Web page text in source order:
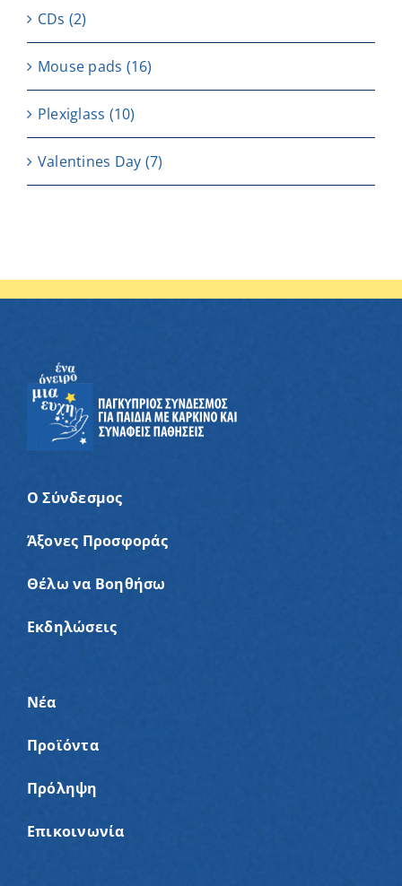
CDs (2)
Μouse pads (16)
Plexiglass (10)
Valentines Day (7)
Ο Σύνδεσμος
Άξονες Προσφοράς
Θέλω να Βοηθήσω
Εκδηλώσεις
Νέα
Προϊόντα
Πρόληψη
Επικοινωνία